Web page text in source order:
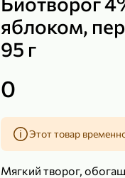
яблоком,
95 г
0
Этот товар
Мягкий творог,